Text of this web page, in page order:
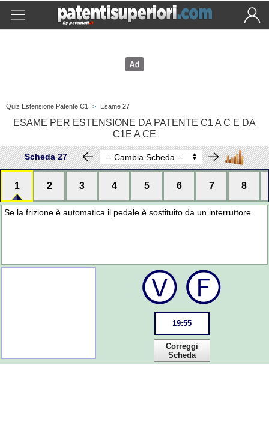
Quiz Estensione Patente C1 > Esame 27
ESAME PER ESTENSIONE DA PATENTE C1 A C E DA
C1E A CE
Scheda 27
1 2 3 4 5 6 7 8
Se la frizione è automatica il pedale è sostituito da un interruttore
19:55
Correggi
Scheda